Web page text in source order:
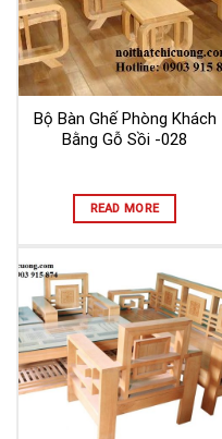
Bộ Bàn Ghế Phòng Khách
Bằng Gỗ Sồi -028
READ MORE